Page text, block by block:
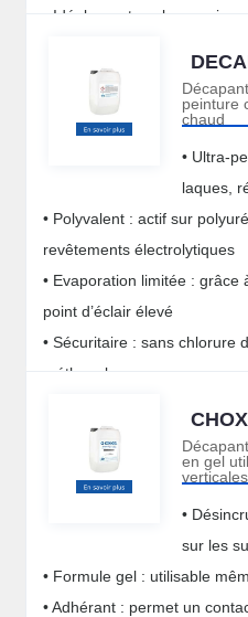
• Idéal pour tous les
Décapant
peinture
chaud
• Ultra-
laques,
• Polyvalent : actif sur
revêtements électrolytiques
• Evaporation limitée : grâce
point d’éclair élevé
• Sécuritaire : sans chlorure
méthanol
en gel
verticales
•
sur les
• Formule gel : utilisable
• Adhérant : permet un